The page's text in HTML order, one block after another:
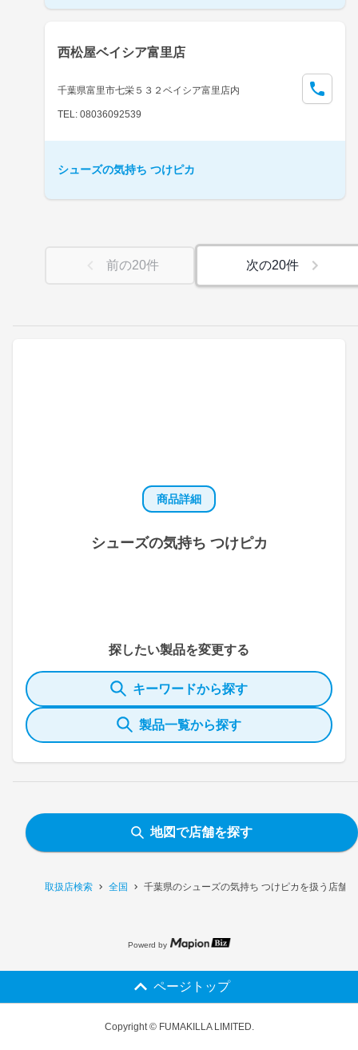
取扱店検索 全国 千葉県のシューズの気持ち つけピカを扱う店舗
商品詳細
シューズの気持ち つけピカ
探したい製品を変更する
キーワードから探す
製品一覧から探す
西松屋ベイシア富里店
千葉県富里市七栄５３２ベイシア富里店内
TEL: 08036092539
シューズの気持ち つけピカ
前の20件 次の20件
地図で店舗を探す
Powerd by
ページトップ
Copyright © FUMAKILLA LIMITED.